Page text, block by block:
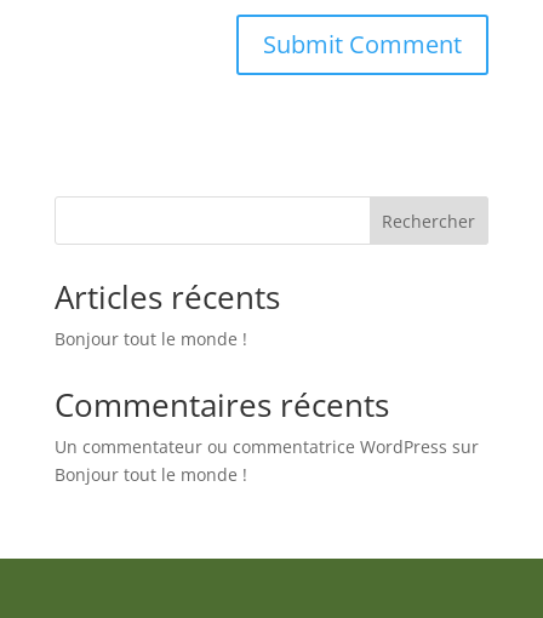
Rechercher
Articles récents
Bonjour tout le monde !
Commentaires récents
Un commentateur ou commentatrice WordPress sur
Bonjour tout le monde !